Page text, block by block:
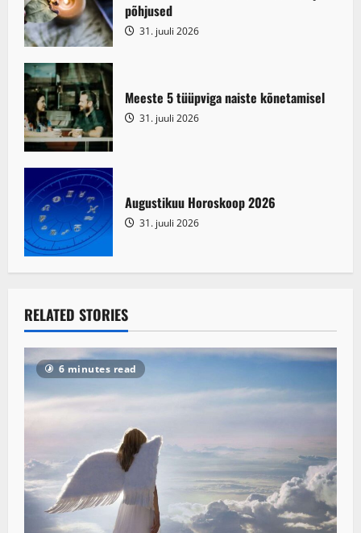
i
o
n
põhjused
31. juuli 2026
Meeste 5 tüüpviga naiste kõnetamisel
31. juuli 2026
Augustikuu Horoskoop 2026
31. juuli 2026
RELATED STORIES
6 minutes read